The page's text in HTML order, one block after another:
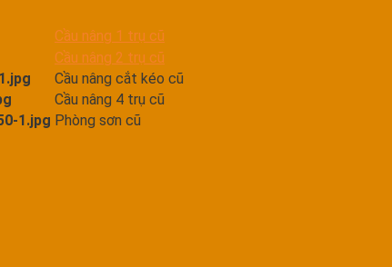
Cầu nâng 1 trụ cũ
Cầu nâng 2 trụ cũ
Cầu nâng cắt kéo cũ
Cầu nâng 4 trụ cũ
Phòng sơn cũ